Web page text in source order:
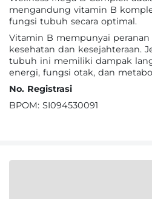
mengandung vitamin B
fungsi tubuh secara optimal.
Vitamin B mempunyai
kesehatan dan kesejahteraan.
tubuh ini memiliki dampak
energi, fungsi otak, dan
No. Registrasi
BPOM: SI094530091